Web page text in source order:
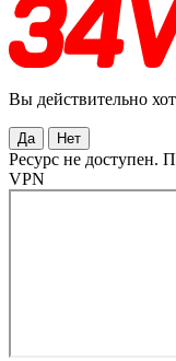
Вы действительно
Да Нет
Ресурс не доступен.
VPN